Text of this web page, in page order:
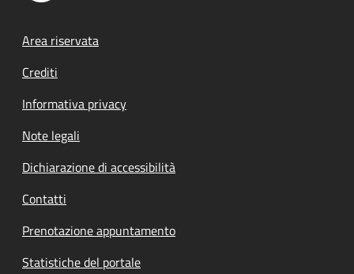
Footer menu
Area riservata
Crediti
Informativa privacy
Note legali
Dichiarazione di accessibilità
Contatti
Prenotazione appuntamento
Statistiche del portale